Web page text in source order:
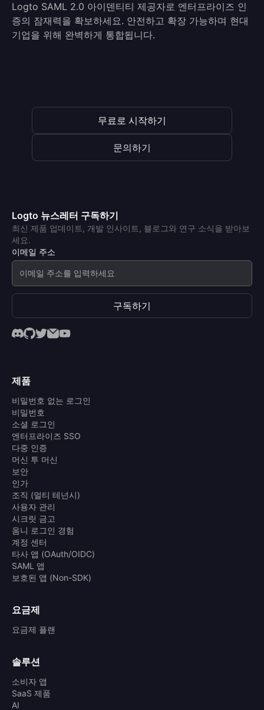
Logto SAML 2.0 아이덴티티 제공자로 엔터프라이즈 인
증의 잠재력을 확보하세요. 안전하고 확장 가능하며 현대
기업을 위해 완벽하게 통합됩니다.
무료로 시작하기
문의하기
Logto 뉴스레터 구독하기
최신 제품 업데이트, 개발 인사이트, 블로그와 연구 소식을 받아보
세요.
이메일 주소
구독하기
제품
비밀번호 없는 로그인
비밀번호
소셜 로그인
엔터프라이즈 SSO
다중 인증
머신 투 머신
보안
인가
조직 (멀티 테넌시)
사용자 관리
시크릿 금고
옴니 로그인 경험
계정 센터
타사 앱 (OAuth/OIDC)
SAML 앱
보호된 앱 (Non-SDK)
요금제
요금제 플랜
솔루션
소비자 앱
SaaS 제품
AI